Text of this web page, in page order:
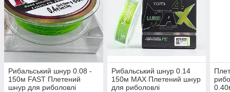
Рибальський шнур 0.08 -
150м FAST Плетений
шнур для риболовлі
Рибальський шнур 0.14
150м MAX Плетений шнур
для риболовлі